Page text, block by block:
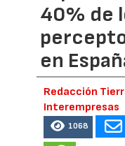
40% de
en
Redacción
Interempresas
1068